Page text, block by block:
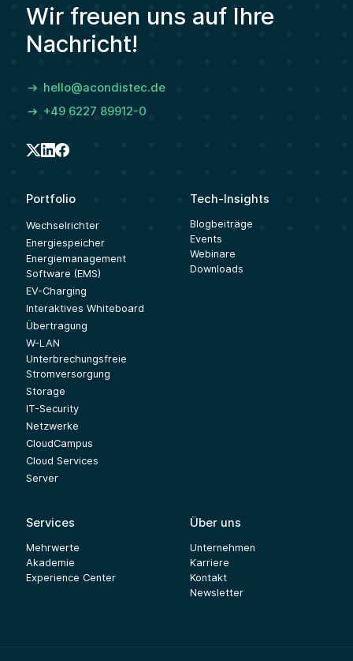
Wir freuen uns auf Ihre
Nachricht!
hello@acondistec.de
+49 6227 89912-0
Portfolio
Wechselrichter
Energiespeicher
Energiemanagement
Software (EMS)
EV-Charging
Interaktives Whiteboard
Übertragung
W-LAN
Unterbrechungsfreie
Stromversorgung
Storage
IT-Security
Netzwerke
CloudCampus
Cloud Services
Server
Tech-Insights
Blogbeiträge
Events
Webinare
Downloads
Services
Mehrwerte
Akademie
Experience Center
Über uns
Unternehmen
Karriere
Kontakt
Newsletter